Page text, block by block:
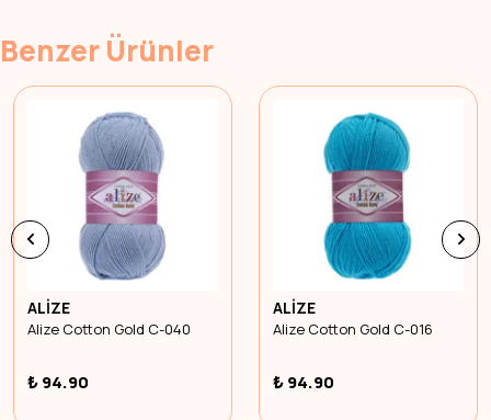
Benzer Ürünler
ALİZE
Alize Cotton Gold C-040
₺ 94.90
ALİZE
Alize Cotton Gold C-016
₺ 94.90